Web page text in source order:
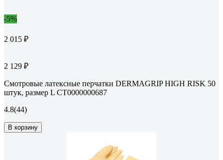
-5%
2 015 ₽
2 129 ₽
Смотровые латексные перчатки DERMAGRIP HIGH RISK 50
штук, размер L CT0000000687
4.8(44)
В корзину